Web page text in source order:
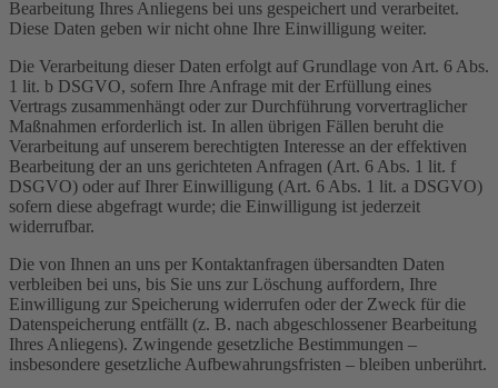
Bearbeitung Ihres Anliegens bei uns gespeichert und verarbeitet.
Diese Daten geben wir nicht ohne Ihre Einwilligung weiter.
Die Verarbeitung dieser Daten erfolgt auf Grundlage von Art. 6 Abs.
1 lit. b DSGVO, sofern Ihre Anfrage mit der Erfüllung eines
Vertrags zusammenhängt oder zur Durchführung vorvertraglicher
Maßnahmen erforderlich ist. In allen übrigen Fällen beruht die
Verarbeitung auf unserem berechtigten Interesse an der effektiven
Bearbeitung der an uns gerichteten Anfragen (Art. 6 Abs. 1 lit. f
DSGVO) oder auf Ihrer Einwilligung (Art. 6 Abs. 1 lit. a DSGVO)
sofern diese abgefragt wurde; die Einwilligung ist jederzeit
widerrufbar.
Die von Ihnen an uns per Kontaktanfragen übersandten Daten
verbleiben bei uns, bis Sie uns zur Löschung auffordern, Ihre
Einwilligung zur Speicherung widerrufen oder der Zweck für die
Datenspeicherung entfällt (z. B. nach abgeschlossener Bearbeitung
Ihres Anliegens). Zwingende gesetzliche Bestimmungen –
insbesondere gesetzliche Aufbewahrungsfristen – bleiben unberührt.